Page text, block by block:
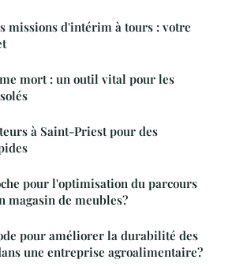
missions d'intérim à tours : votre
mort : un outil vital pour les
à Saint-Priest pour des
pour l'optimisation du parcours
magasin de meubles?
pour améliorer la durabilité des
une entreprise agroalimentaire?